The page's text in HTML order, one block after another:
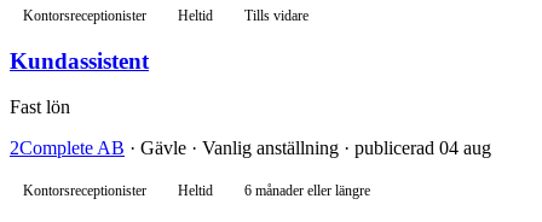
Kontorsreceptionister Heltid Tills vidare
Kundassistent
Fast lön
2Complete AB · Gävle · Vanlig anställning · publicerad 04 aug
Kontorsreceptionister Heltid 6 månader eller längre